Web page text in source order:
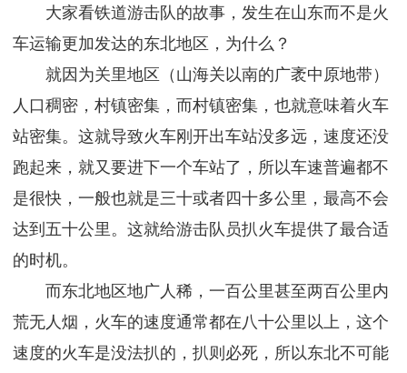
大家看铁道游击队的故事，发生在山东而不是火
车运输更加发达的东北地区，为什么？
就因为关里地区（山海关以南的广袤中原地带）
人口稠密，村镇密集，而村镇密集，也就意味着火车
站密集。这就导致火车刚开出车站没多远，速度还没
跑起来，就又要进下一个车站了，所以车速普遍都不
是很快，一般也就是三十或者四十多公里，最高不会
达到五十公里。这就给游击队员扒火车提供了最合适
的时机。
而东北地区地广人稀，一百公里甚至两百公里内
荒无人烟，火车的速度通常都在八十公里以上，这个
速度的火车是没法扒的，扒则必死，所以东北不可能